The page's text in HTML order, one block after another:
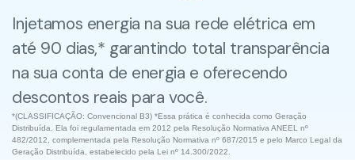
Injetamos energia na sua rede elétrica em
até 90 dias,* garantindo total transparência
na sua conta de energia e oferecendo
descontos reais para você.
*(CLASSIFICAÇÃO: Convencional B3) *Essa prática é conhecida como Geração
Distribuída. Ela foi regulamentada em 2012 pela Resolução Normativa ANEEL nº
482/2012, complementada pela Resolução Normativa nº 687/2015 e pelo Marco Legal da
Geração Distribuída, estabelecido pela Lei nº 14.300/2022.